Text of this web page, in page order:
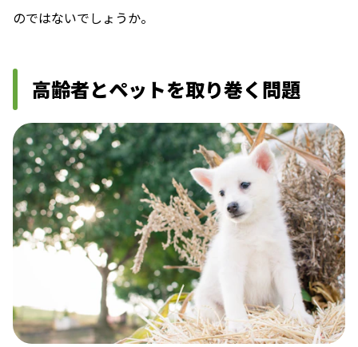
のではないでしょうか。
高齢者とペットを取り巻く問題